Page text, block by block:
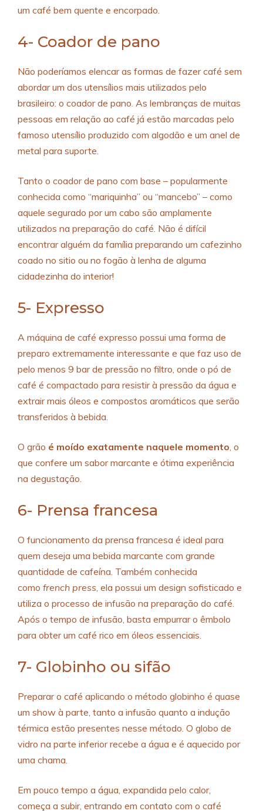
um café bem quente e encorpado.
4- Coador de pano
Não poderíamos elencar as formas de fazer café sem
abordar um dos utensílios mais utilizados pelo
brasileiro: o coador de pano. As lembranças de muitas
pessoas em relação ao café já estão marcadas pelo
famoso utensílio produzido com algodão e um anel de
metal para suporte.
Tanto o coador de pano com base – popularmente
conhecida como “mariquinha” ou “mancebo” – como
aquele segurado por um cabo são amplamente
utilizados na preparação do café. Não é difícil
encontrar alguém da família preparando um cafezinho
coado no sitio ou no fogão à lenha de alguma
cidadezinha do interior!
5- Expresso
A máquina de café expresso possui uma forma de
preparo extremamente interessante e que faz uso de
pelo menos 9 bar de pressão no filtro, onde o pó de
café é compactado para resistir à pressão da água e
extrair mais óleos e compostos aromáticos que serão
transferidos à bebida.
O grão é moído exatamente naquele momento, o
que confere um sabor marcante e ótima experiência
na degustação.
6- Prensa francesa
O funcionamento da prensa francesa é ideal para
quem deseja uma bebida marcante com grande
quantidade de cafeína. Também conhecida
como french press, ela possui um design sofisticado e
utiliza o processo de infusão na preparação do café.
Após o tempo de infusão, basta empurrar o êmbolo
para obter um café rico em óleos essenciais.
7- Globinho ou sifão
Preparar o café aplicando o método globinho é quase
um show à parte, tanto a infusão quanto a indução
térmica estão presentes nesse método. O globo de
vidro na parte inferior recebe a água e é aquecido por
uma chama.
Em pouco tempo a água, expandida pelo calor,
começa a subir, entrando em contato com o café